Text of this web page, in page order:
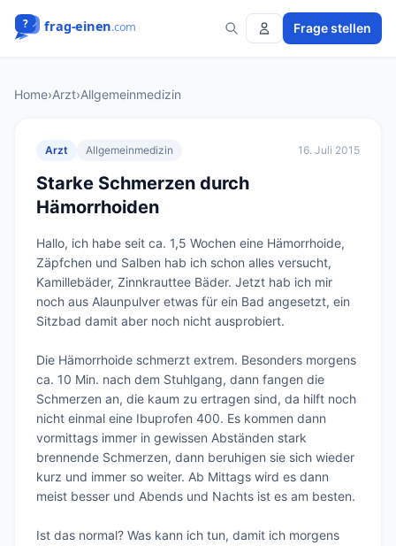
Frage stellen
Home›Arzt›Allgemeinmedizin
Arzt Allgemeinmedizin 16. Juli 2015
Starke Schmerzen durch
Hämorrhoiden
Hallo, ich habe seit ca. 1,5 Wochen eine Hämorrhoide,
Zäpfchen und Salben hab ich schon alles versucht,
Kamillebäder, Zinnkrauttee Bäder. Jetzt hab ich mir
noch aus Alaunpulver etwas für ein Bad angesetzt, ein
Sitzbad damit aber noch nicht ausprobiert.
Die Hämorrhoide schmerzt extrem. Besonders morgens
ca. 10 Min. nach dem Stuhlgang, dann fangen die
Schmerzen an, die kaum zu ertragen sind, da hilft noch
nicht einmal eine Ibuprofen 400. Es kommen dann
vormittags immer in gewissen Abständen stark
brennende Schmerzen, dann beruhigen sie sich wieder
kurz und immer so weiter. Ab Mittags wird es dann
meist besser und Abends und Nachts ist es am besten.
Ist das normal? Was kann ich tun, damit ich morgens